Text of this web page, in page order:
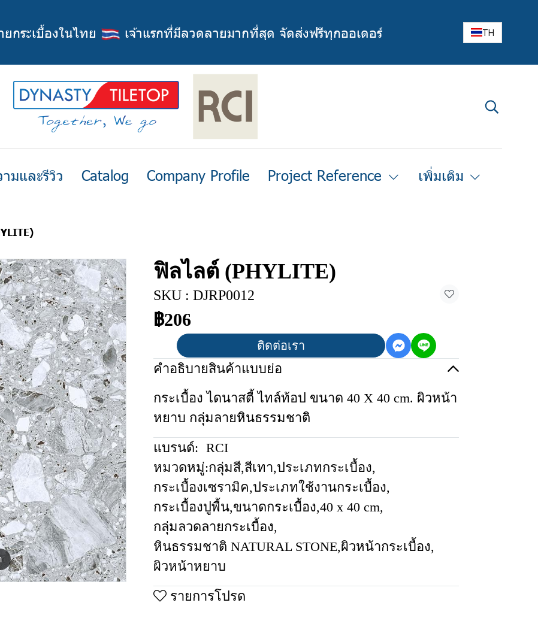
กระเบื้องในไทย เจ้าแรกที่มีลวดลายมากที่สุด จัดส่งฟรีทุกออเดอร์ TH
มและรีวิว Catalog Company Profile Project Reference เพิ่มเติม
ฟิลไลต์ (PHYLITE)
SKU : DJRP0012
฿206
ติดต่อเรา
คำอธิบายสินค้าแบบย่อ
กระเบื้อง ไดนาสตี้ ไทล์ท้อป ขนาด 40 X 40 cm. ผิวหน้า
หยาบ กลุ่มลายหินธรรมชาติ
แบรนด์: RCI
หมวดหมู่:กลุ่มสี,สีเทา,ประเภทกระเบื้อง,
กระเบื้องเซรามิค,ประเภทใช้งานกระเบื้อง,
กระเบื้องปูพื้น,ขนาดกระเบื้อง,40 x 40 cm,
กลุ่มลวดลายกระเบื้อง,
หินธรรมชาติ NATURAL STONE,ผิวหน้ากระเบื้อง,
ผิวหน้าหยาบ
รายการโปรด